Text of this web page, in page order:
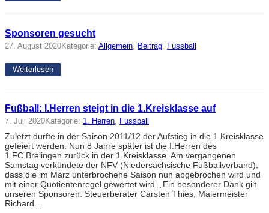
Sponsoren gesucht
27. August 2020Kategorie: Allgemein, Beitrag, Fussball
Weiterlesen
Fußball: I.Herren steigt in die 1.Kreisklasse auf
7. Juli 2020Kategorie: 1. Herren, Fussball
Zuletzt durfte in der Saison 2011/12 der Aufstieg in die 1.Kreisklasse
gefeiert werden. Nun 8 Jahre später ist die I.Herren des
1.FC Brelingen zurück in der 1.Kreisklasse. Am vergangenen
Samstag verkündete der NFV (Niedersächsische Fußballverband),
dass die im März unterbrochene Saison nun abgebrochen wird und
mit einer Quotientenregel gewertet wird. „Ein besonderer Dank gilt
unseren Sponsoren: Steuerberater Carsten Thies, Malermeister
Richard…